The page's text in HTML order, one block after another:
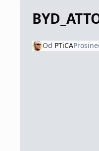
Od PTiCA